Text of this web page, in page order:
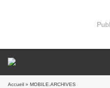
Accueil » MOBILE.ARCHIVES